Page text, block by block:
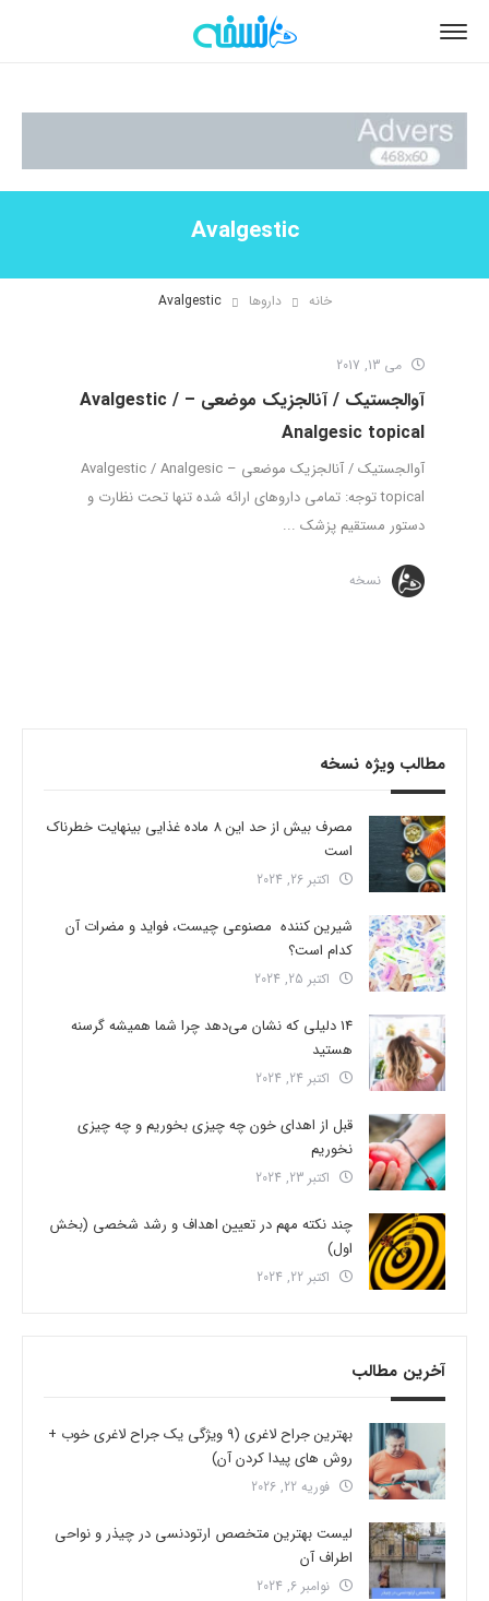
Avalgestic
خانه داروها Avalgestic
می 13, 2017
آوالجستیک / آنالجزیک موضعی – Avalgestic /
Analgesic topical
آوالجستیک / آنالجزیک موضعی – Avalgestic / Analgesic
topical توجه: تمامی داروهای ارائه شده تنها تحت نظارت و
دستور مستقیم پزشک ...
نسخه
مطالب ویژه نسخه
مصرف بیش از حد این 8 ماده غذایی بینهایت خطرناک
است
اکتبر 26, 2024
شیرین کننده مصنوعی چیست، فواید و مضرات آن
کدام است؟
اکتبر 25, 2024
14 دلیلی که نشان می‌دهد چرا شما همیشه گرسنه
هستید
اکتبر 24, 2024
قبل از اهدای خون چه چیزی بخوریم و چه چیزی
نخوریم
اکتبر 23, 2024
چند نکته مهم در تعیین اهداف و رشد شخصی (بخش
اول)
اکتبر 22, 2024
آخرین مطالب
بهترین جراح لاغری (9 ویژگی یک جراح لاغری خوب +
روش های پیدا کردن آن)
فوریه 22, 2026
لیست بهترین متخصص ارتودنسی در چیذر و نواحی
اطراف آن
نوامبر 6, 2024